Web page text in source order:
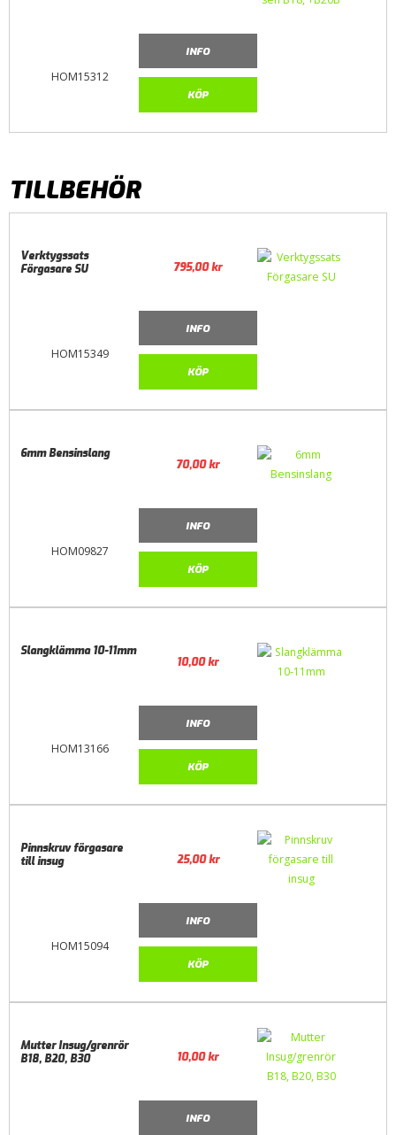
HOM15312
INFO
KÖP
TILLBEHÖR
HOM15349
Verktygssats
Förgasare SU
795,00kr
INFO
KÖP
HOM09827
6mm Bensinslang
70,00kr
INFO
KÖP
HOM13166
Slangklämma 10-11mm
10,00kr
INFO
KÖP
HOM15094
Pinnskruv förgasare
till insug
25,00kr
INFO
KÖP
Mutter Insug/grenrör
B18, B20, B30
10,00kr
INFO